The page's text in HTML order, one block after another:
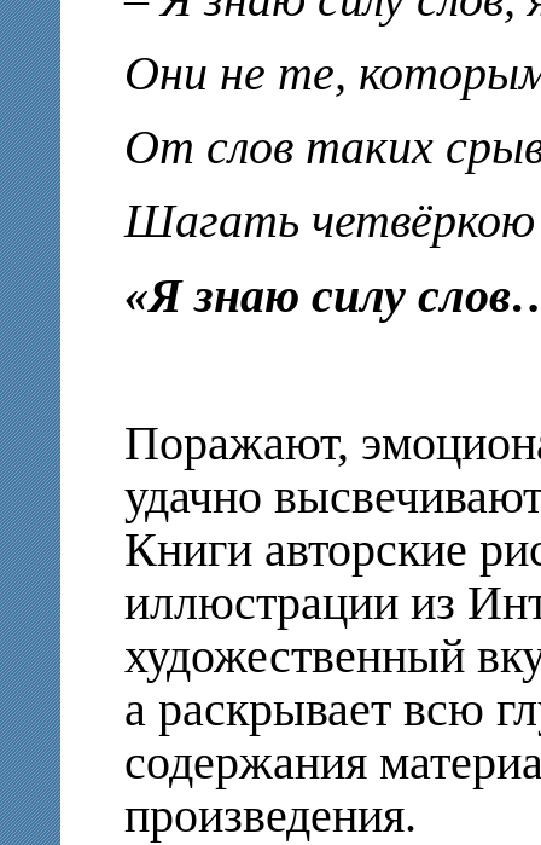
Они не те,
От слов таких
Шагать четвёркою
«Я знаю силу
Поражают,
удачно
Книги авторские
иллюстрации из
художественный
а раскрывает всю
содержания
произведения.